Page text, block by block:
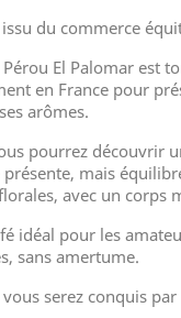
issu du commerce
El Palomar est
en France pour
arômes.
pourrez découvrir
mais
avec un corps
idéal pour les
sans amertume.
vous serez conquis